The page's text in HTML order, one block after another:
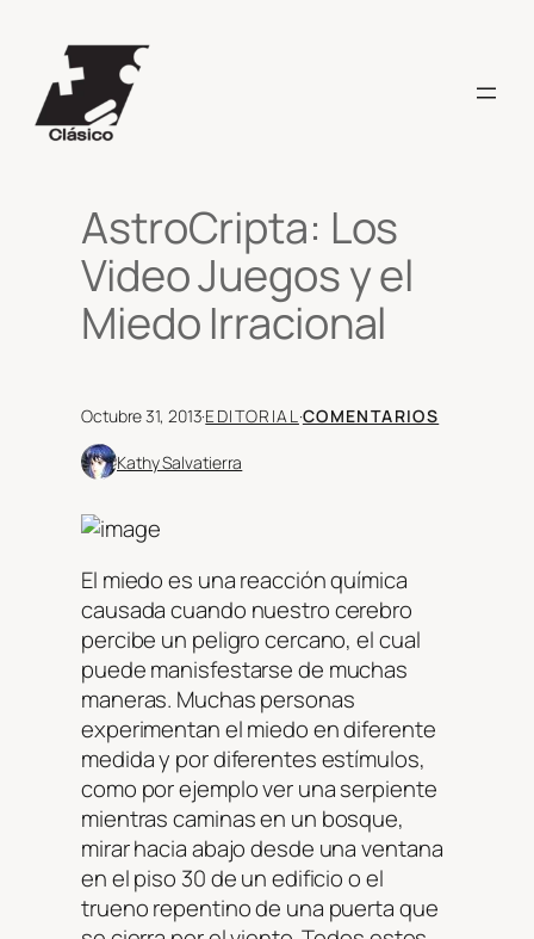
contenido
AstroCripta: Los
Video Juegos y el
Miedo Irracional
Octubre 31, 2013·EDITORIAL·COMENTARIOS
Kathy Salvatierra
El miedo es una reacción química
causada cuando nuestro cerebro
percibe un peligro cercano, el cual
puede manisfestarse de muchas
maneras. Muchas personas
experimentan el miedo en diferente
medida y por diferentes estímulos,
como por ejemplo ver una serpiente
mientras caminas en un bosque,
mirar hacia abajo desde una ventana
en el piso 30 de un edificio o el
trueno repentino de una puerta que